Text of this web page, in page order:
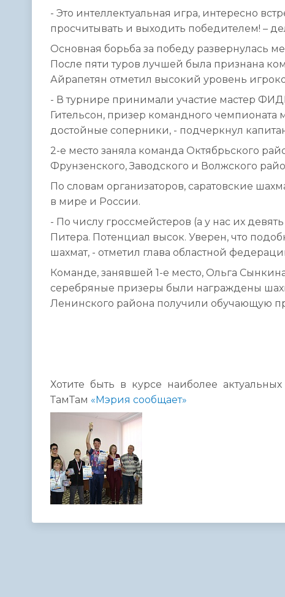
- Это интеллектуальная игра, интересно
просчитывать и выходить победителем! –
Основная борьба за победу развернулась
После пяти туров лучшей была признана
Айрапетян отметил высокий уровень
- В турнире принимали участие мастер
Гительсон, призер командного
достойные соперники, - подчеркнул
2-е место заняла команда Октябрьского
Фрунзенского, Заводского и Волжского
По словам организаторов, саратовские
в мире и России.
- По числу гроссмейстеров (а у нас их
Питера. Потенциал высок. Уверен, что
шахмат, - отметил глава областной
Команде, занявшей 1-е место, Ольга
серебряные призеры были награждены
Ленинского района получили обучающую
Хотите быть в курсе наиболее
ТамТам «Мэрия сообщает»